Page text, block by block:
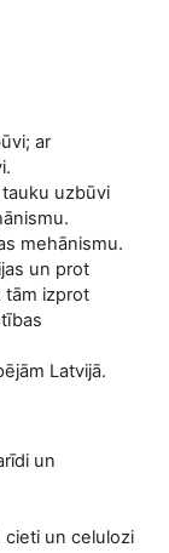
ar
uzbūvi
mehānismu.
un prot
tām izprot
Latvijā.
un
cieti un celulozi